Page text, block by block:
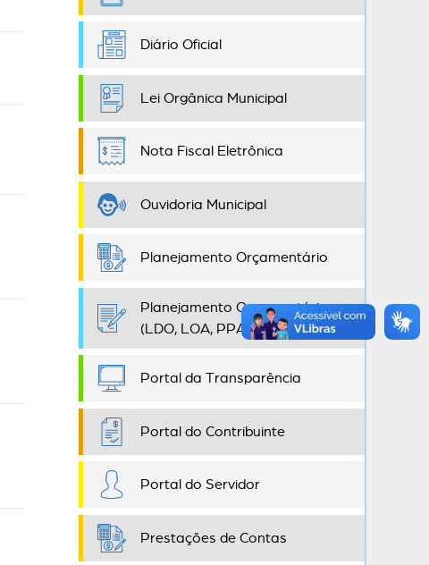
Diário Oficial
Lei Orgânica Municipal
Nota Fiscal Eletrônica
Ouvidoria Municipal
Planejamento Orçamentário
Planejamento Orçamentário
(LDO, LOA, PPA)
Portal da Transparência
Portal do Contribuinte
Portal do Servidor
Prestações de Contas